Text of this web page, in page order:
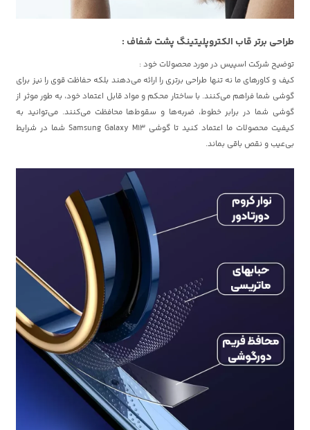
طراحی برتر قاب الکتروپلیتینگ پشت شفاف :
توضیح شرکت اسپیس در مورد محصولات خود :
کیف و کاورهای ما نه تنها طراحی برتری را ارائه می‌دهند بلکه حفاظت قوی را نیز برای
گوشی شما فراهم می‌کنند. با ساختار محکم و مواد قابل اعتماد خود، به طور موثر از
گوشی شما در برابر خطوط، ضربه‌ها و سقوط‌ها محافظت می‌کنند. می‌توانید به
کیفیت محصولات ما اعتماد کنید تا گوشی Samsung Galaxy M13 شما در شرایط
بی‌عیب و نقص باقی بماند.